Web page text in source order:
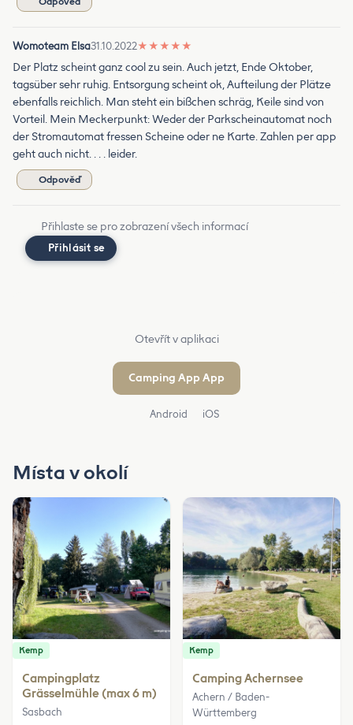
Womoteam Elsa31.10.2022★ ★ ★ ★ ★
Der Platz scheint ganz cool zu sein. Auch jetzt, Ende Oktober,
tagsüber sehr ruhig. Entsorgung scheint ok, Aufteilung der Plätze
ebenfalls reichlich. Man steht ein bißchen schräg, Keile sind von
Vorteil. Mein Meckerpunkt: Weder der Parkscheinautomat noch
der Stromautomat fressen Scheine oder ne Karte. Zahlen per app
geht auch nicht. . . . leider.
Odpověď
Přihlaste se pro zobrazení všech informací
Přihlásit se
Otevřít v aplikaci
Camping App App
Android iOS
Místa v okolí
Kemp
Campingplatz
Grässelmühle (max 6 m)
Sasbach
Kemp
Camping Achernsee
Achern / Baden-
Württemberg